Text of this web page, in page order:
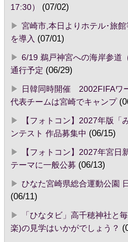
17:30）
(07/02)
宮崎市,本日よりホテル･旅
を導入 (07/01)
6/19 鵜戸神宮への海岸参
通行予定 (06/29)
日韓同時開催 2002FIFAワ
代表チームは宮崎でキャンプ
【フォトコン】2027年版「
ンテスト 作品募集中 (06/15)
【フォトコン】2027年宮日
テーマに一般公募 (06/13)
ひなた宮崎県総合運動公園
(06/11)
「ひなタビ」高千穂神社と
楽)の見学はいかがでしょう？